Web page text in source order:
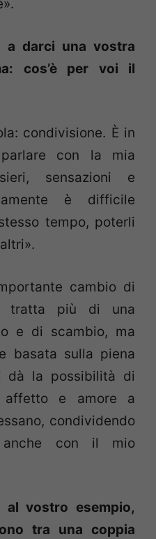
a darci una vostra
cos’è per voi il
condivisione. È in
con la mia
sensazioni e
è difficile
tempo, poterli
cambio di
tratta più di una
e di scambio, ma
basata sulla piena
dà la possibilità di
affetto e amore a
condividendo
anche con il mio
al vostro esempio,
tra una coppia